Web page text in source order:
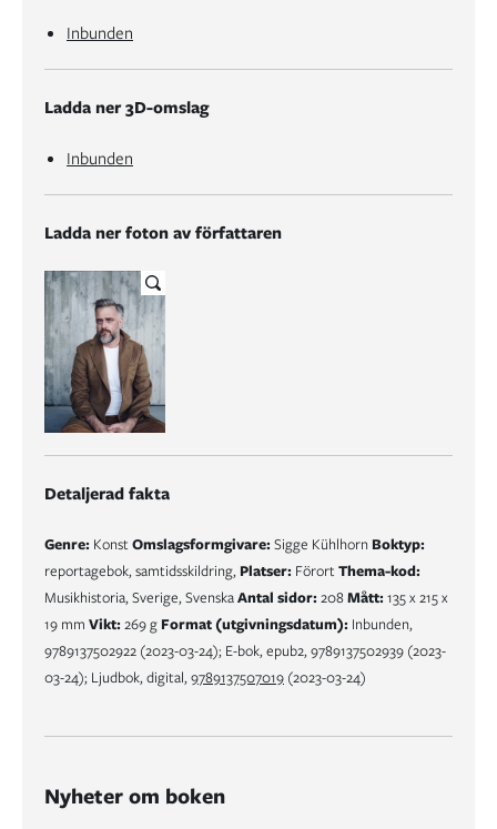
Inbunden
Ladda ner 3D-omslag
Inbunden
Ladda ner foton av författaren
Detaljerad fakta
Genre: Konst Omslagsformgivare: Sigge Kühlhorn Boktyp:
reportagebok, samtidsskildring, Platser: Förort Thema-kod:
Musikhistoria, Sverige, SvenskaAntal sidor: 208Mått: 135 x 215 x
19 mm Vikt: 269 g Format (utgivningsdatum): Inbunden,
9789137502922 (2023-03-24); E-bok, epub2, 9789137502939 (2023-
03-24); Ljudbok, digital,9789137507019 (2023-03-24)
Nyheter om boken